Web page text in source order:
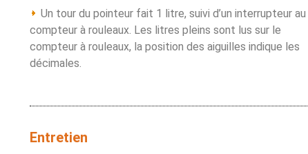
Un tour du pointeur fait 1 litre, suivi d’un interrupteur au
compteur à rouleaux. Les litres pleins sont lus sur le
compteur à rouleaux, la position des aiguilles indique les
décimales.
Entretien